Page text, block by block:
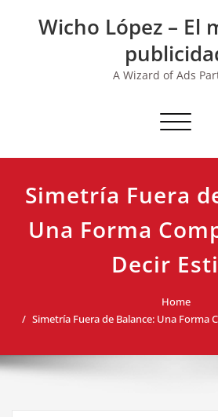
Wicho López – El
A Wizard of Ads
Toggle
Simetría Fuera
Una Forma
Decir
Home
Simetría Fuera de Balance: Una Forma